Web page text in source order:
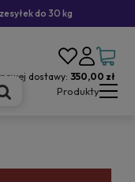
do 30 kg
dostawy: 350,00 zł
Produkty